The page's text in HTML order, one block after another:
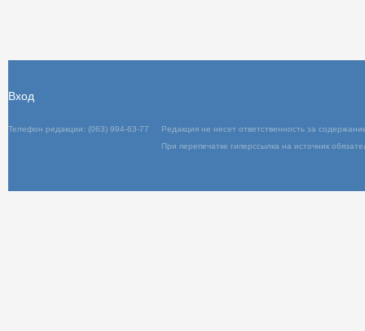
Телефон редакции: (063) 994-63-77
При